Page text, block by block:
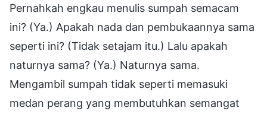
Pernahkah engkau menulis sumpah semacam
ini? (Ya.) Apakah nada dan pembukaannya sama
seperti ini? (Tidak setajam itu.) Lalu apakah
naturnya sama? (Ya.) Naturnya sama.
Mengambil sumpah tidak seperti memasuki
medan perang yang membutuhkan semangat